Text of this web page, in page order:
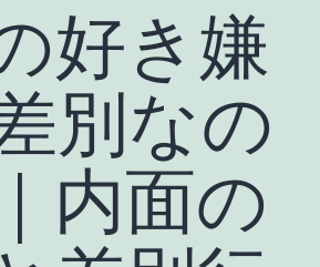
好き嫌
別なの
内面の